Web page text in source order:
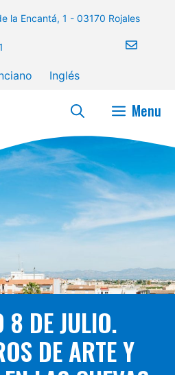
la Encantá, 1 - 03170 Rojales
Inglés
Menu
8 DE JULIO.
DE ARTE Y